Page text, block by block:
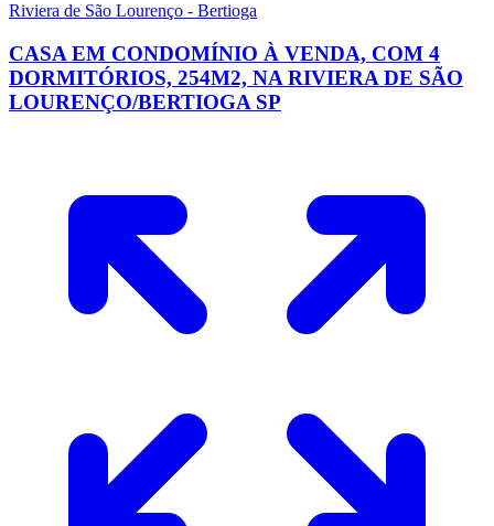
Riviera de São Lourenço - Bertioga
CASA EM CONDOMÍNIO À VENDA, COM 4
DORMITÓRIOS, 254M2, NA RIVIERA DE SÃO
LOURENÇO/BERTIOGA SP